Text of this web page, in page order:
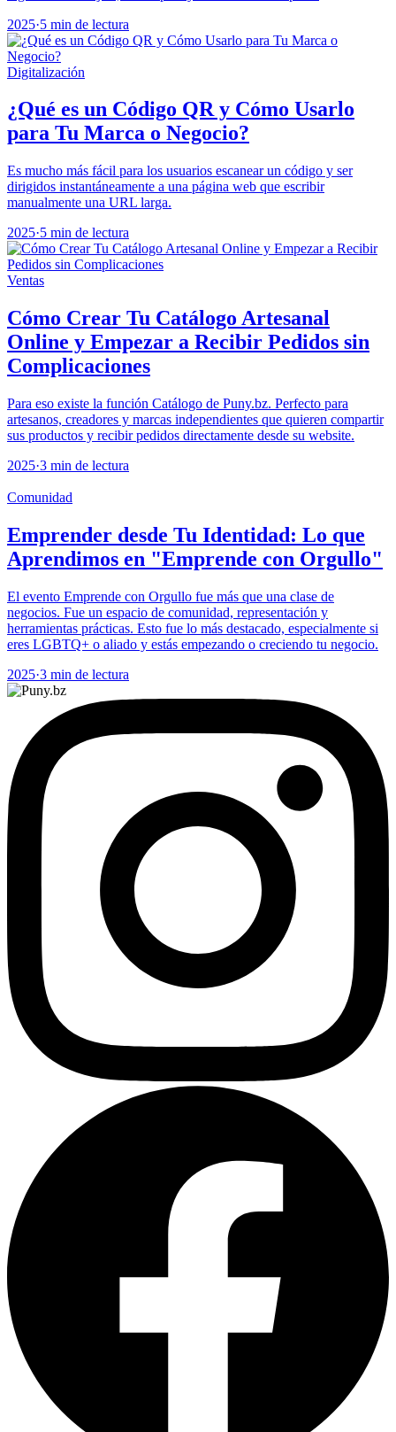
2025·5 min de lectura
Digitalización
¿Qué es un Código QR y Cómo Usarlo
para Tu Marca o Negocio?
Es mucho más fácil para los usuarios escanear un código y ser
dirigidos instantáneamente a una página web que escribir
manualmente una URL larga.
2025·5 min de lectura
Ventas
Cómo Crear Tu Catálogo Artesanal
Online y Empezar a Recibir Pedidos sin
Complicaciones
Para eso existe la función Catálogo de Puny.bz. Perfecto para
artesanos, creadores y marcas independientes que quieren compartir
sus productos y recibir pedidos directamente desde su website.
2025·3 min de lectura
Comunidad
Emprender desde Tu Identidad: Lo que
Aprendimos en "Emprende con Orgullo"
El evento Emprende con Orgullo fue más que una clase de
negocios. Fue un espacio de comunidad, representación y
herramientas prácticas. Esto fue lo más destacado, especialmente si
eres LGBTQ+ o aliado y estás empezando o creciendo tu negocio.
2025·3 min de lectura